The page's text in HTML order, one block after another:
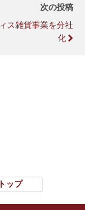
次の投稿
ス雑貨事業を分社
化
ップ